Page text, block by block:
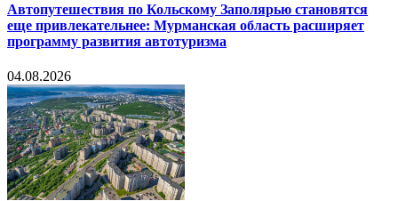
Автопутешествия по Кольскому Заполярью становятся
еще привлекательнее: Мурманская область расширяет
программу развития автотуризма
04.08.2026